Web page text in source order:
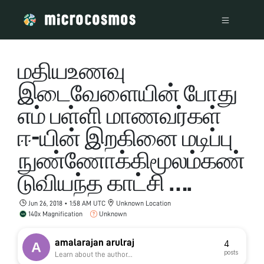
மதியஉணவு
இடைவேளையின் போது
எம் பள்ளி மாணவர்கள்
ஈ-யின் இறகினை மடிப்பு
நுண்ணோக்கிமூலம்கண்
டுவியந்த காட்சி ….
Jun 26, 2018 • 1:58 AM UTC
Unknown Location
140x Magnification
Unknown
amalarajan arulraj
Learn about the author...
4
posts